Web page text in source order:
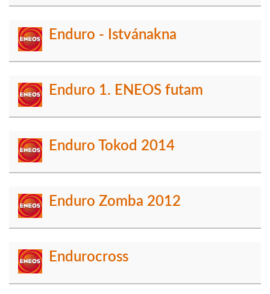
Enduro - Istvánakna
Enduro 1. ENEOS futam
Enduro Tokod 2014
Enduro Zomba 2012
Endurocross